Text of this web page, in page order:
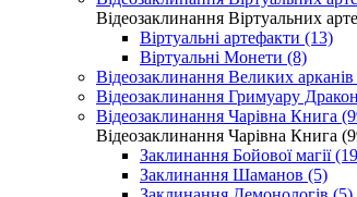
Відеозаклинання Віртуальних
Віртуальні артефакти (13)
Віртуальні Монети (8)
Відеозаклинання Великих
Відеозаклинання Гримуару
Відеозаклинання Чарівна Книга
Відеозаклинання Чарівна Книга
Заклинання Бойової магії
Заклинання Шаманов (5)